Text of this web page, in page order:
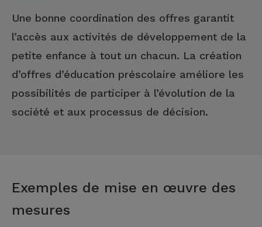
Une bonne coordination des offres garantit
l’accès aux activités de développement de la
petite enfance à tout un chacun. La création
d’offres d’éducation préscolaire améliore les
possibilités de participer à l’évolution de la
société et aux processus de décision.
Exemples de mise en œuvre des
mesures